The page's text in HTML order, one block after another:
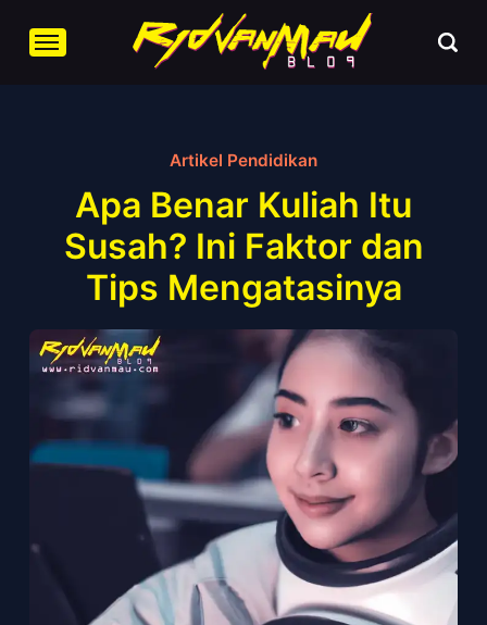
Artikel Pendidikan
Apa Benar Kuliah Itu
Susah? Ini Faktor dan
Tips Mengatasinya